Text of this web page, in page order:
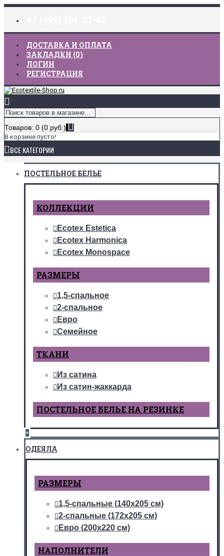
ДОСТАВКА И ОПЛАТА
ЗАКЛАДКИ (0)
ЛОГИН
РЕГИСТРАЦИЯ
Товаров: 0 (0 руб.)
В корзине пусто!
ВСЕ КАТЕГОРИИ
ПОСТЕЛЬНОЕ БЕЛЬЕ
КОЛЛЕКЦИИ
Ecotex Estetica
Ecotex Harmonica
Ecotex Monospace
РАЗМЕРЫ
1,5-спальное
2-спальное
Евро
Семейное
ТКАНИ
Из сатина
Из сатин-жаккарда
ПОСТЕЛЬНОЕ БЕЛЬЕ НА РЕЗИНКЕ
+
ОДЕЯЛА
РАЗМЕРЫ
1,5-спальные (140х205 см)
2-спальные (172х205 см)
Евро (200х220 см)
НАПОЛНИТЕЛИ